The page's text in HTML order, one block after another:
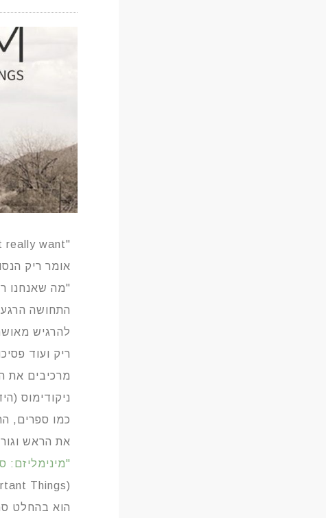
"you can never get enough of what you dont really want"
אומר ריק
"מה שאנחנו
התחושה
להרגיש
ריק ועוד
מרכיבים את
ניקודימוס
כמו ספרים,
את הראש
"מינימליזם:
(Minimalism: A Documentary About the Important Things)​
הוא בהחלט